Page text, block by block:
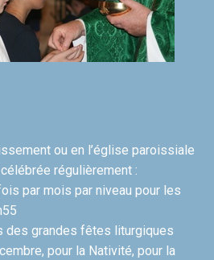
ou en l’église paroissiale
régulièrement :
par mois par niveau pour les
des grandes fêtes liturgiques
pour la Nativité, pour la